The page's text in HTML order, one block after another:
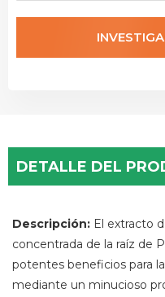
DETALLE DEL
Descripción: El extracto
concentrada de la raíz de
potentes beneficios para
mediante un minucioso